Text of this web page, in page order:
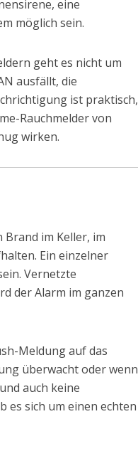
eine
möglich sein.
geht es nicht um
ausfällt, die
ist praktisch,
Rauchmelder von
wirken.
im Keller, im
Ein einzelner
Vernetzte
der Alarm im ganzen
Meldung auf das
überwacht oder wenn
auch keine
es sich um einen echten